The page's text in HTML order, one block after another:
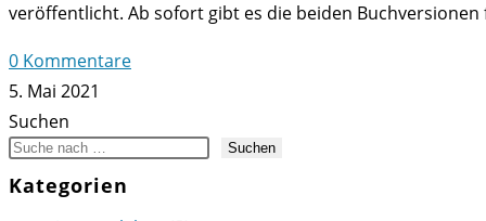
veröffentlicht. Ab sofort gibt es die beiden
0 Kommentare
5. Mai 2021
Suchen
Suchen
Kategorien